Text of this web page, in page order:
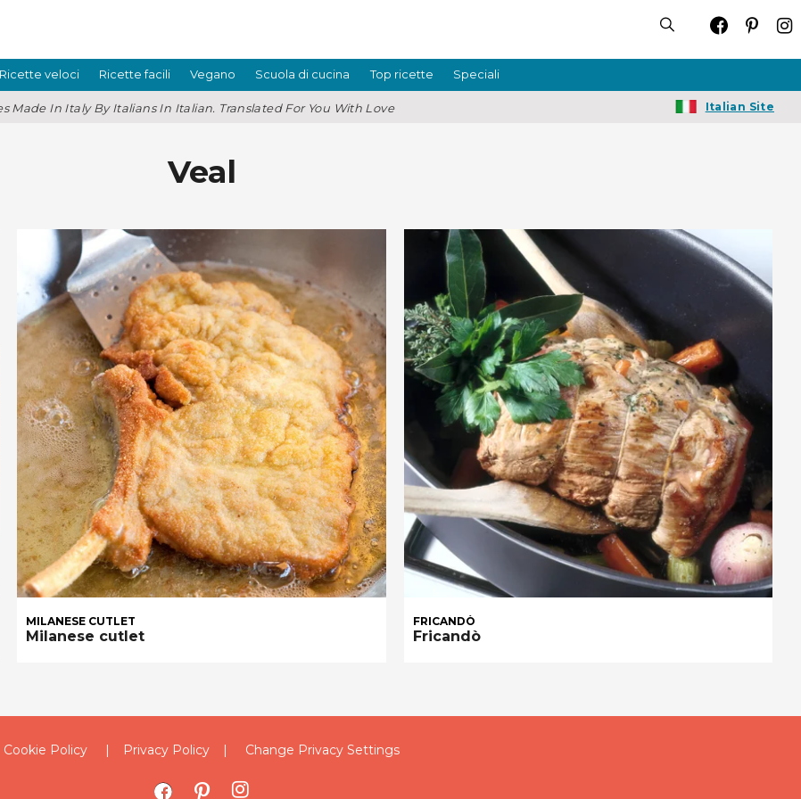
Ricette veloci Ricette facili Vegano Scuola di cucina Top ricette Speciali
Made In Italy By Italians In Italian. Translated For You With Love Italian Site
Veal
MILANESE CUTLET
Milanese cutlet
FRICANDÒ
Fricandò
Cookie Policy Privacy Policy Change Privacy Settings